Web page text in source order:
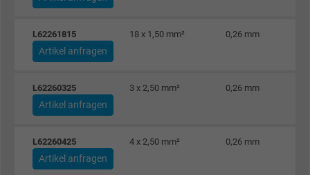
Anbieter Google LLC
Laufzeit 1 Minute
Zweck
Erzeugt statistische Daten darüber, wie der
Besucher die Website nutzt.
L62261815 18 x 1,50 mm² 0,26 mm
Artikel anfragen
L62260325 3 x 2,50 mm² 0,26 mm
Artikel anfragen
L62260425 4 x 2,50 mm² 0,26 mm
Artikel anfragen